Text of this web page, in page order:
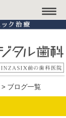
> ブログ一覧